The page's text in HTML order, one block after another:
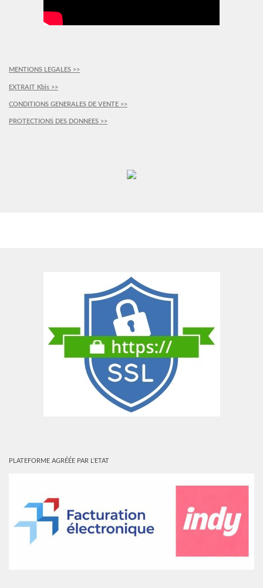
MENTIONS LEGALES >>
EXTRAIT Kbis >>
CONDITIONS GENERALES DE VENTE >>
PROTECTIONS DES DONNEES >>
PLATEFORME AGRÉÉE PAR L’ETAT